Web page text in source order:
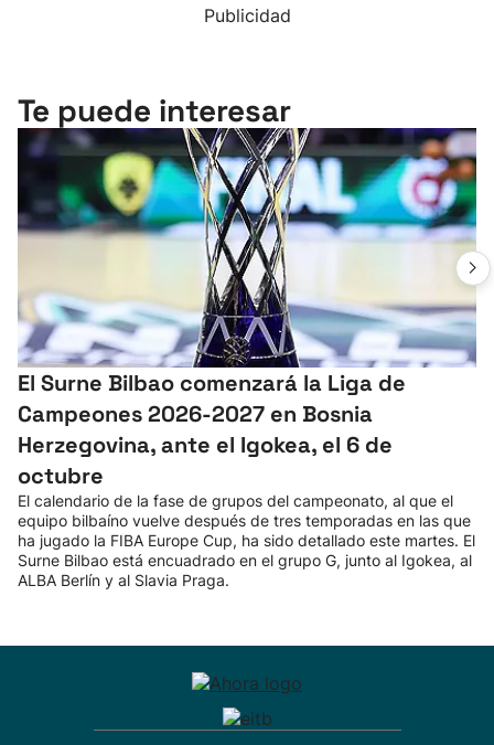
Publicidad
Te puede interesar
El Surne Bilbao comenzará la Liga de
Campeones 2026-2027 en Bosnia
Herzegovina, ante el Igokea, el 6 de
octubre
El calendario de la fase de grupos del campeonato, al que el
equipo bilbaíno vuelve después de tres temporadas en las que
ha jugado la FIBA Europe Cup, ha sido detallado este martes. El
Surne Bilbao está encuadrado en el grupo G, junto al Igokea, al
ALBA Berlín y al Slavia Praga.